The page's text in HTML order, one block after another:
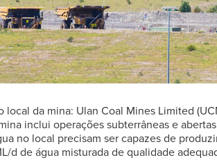
local da mina: Ulan Coal Mines Limited
inclui operações subterrâneas e
no local precisam ser capazes de
d de água misturada de qualidade